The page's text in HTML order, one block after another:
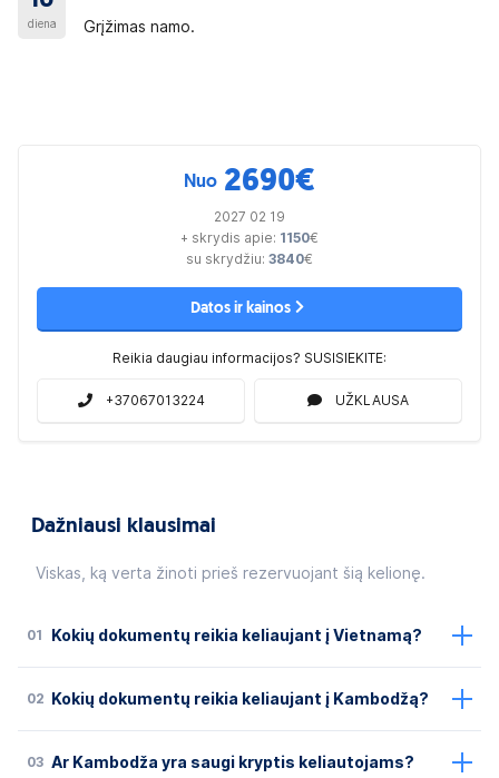
diena Grįžimas namo.
Nuo 2690€
2027 02 19
+ skrydis apie: 1150€
su skrydžiu: 3840€
Datos ir kainos
Reikia daugiau informacijos? SUSISIEKITE:
+37067013224 UŽKLAUSA
Dažniausi klausimai
Viskas, ką verta žinoti prieš rezervuojant šią kelionę.
01 Kokių dokumentų reikia keliaujant į Vietnamą?
02 Kokių dokumentų reikia keliaujant į Kambodžą?
03 Ar Kambodža yra saugi kryptis keliautojams?